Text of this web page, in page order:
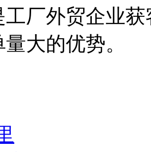
工厂外贸企业
大的优势。